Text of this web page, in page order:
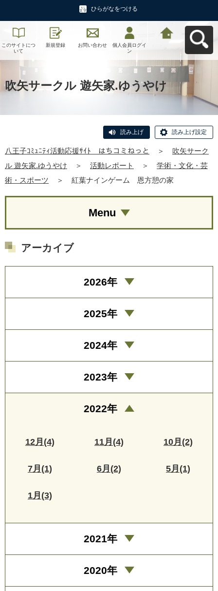
ひらがなをつける
このサイトにつ
いて
新規登録 お問い合わせ
個人会員ログイ
ン
吹矢サークル 遊矢家.ゆうやけ
読み上げ 読み上げ設定
八王子ｺﾐｭﾆﾃｨ活動応援ｻｲﾄ はちコミねっと ＞
吹矢サーク
ル 遊矢家.ゆうやけ
＞ 活動レポート ＞
学術・文化・芸
術・スポーツ
＞ 紅葉ナインゲーム 恩方憩の家
Menu
アーカイブ
2026年
2025年
2024年
2023年
2022年
12月(4) 11月(4) 10月(2)
7月(1) 6月(2) 5月(1)
1月(3)
2021年
2020年